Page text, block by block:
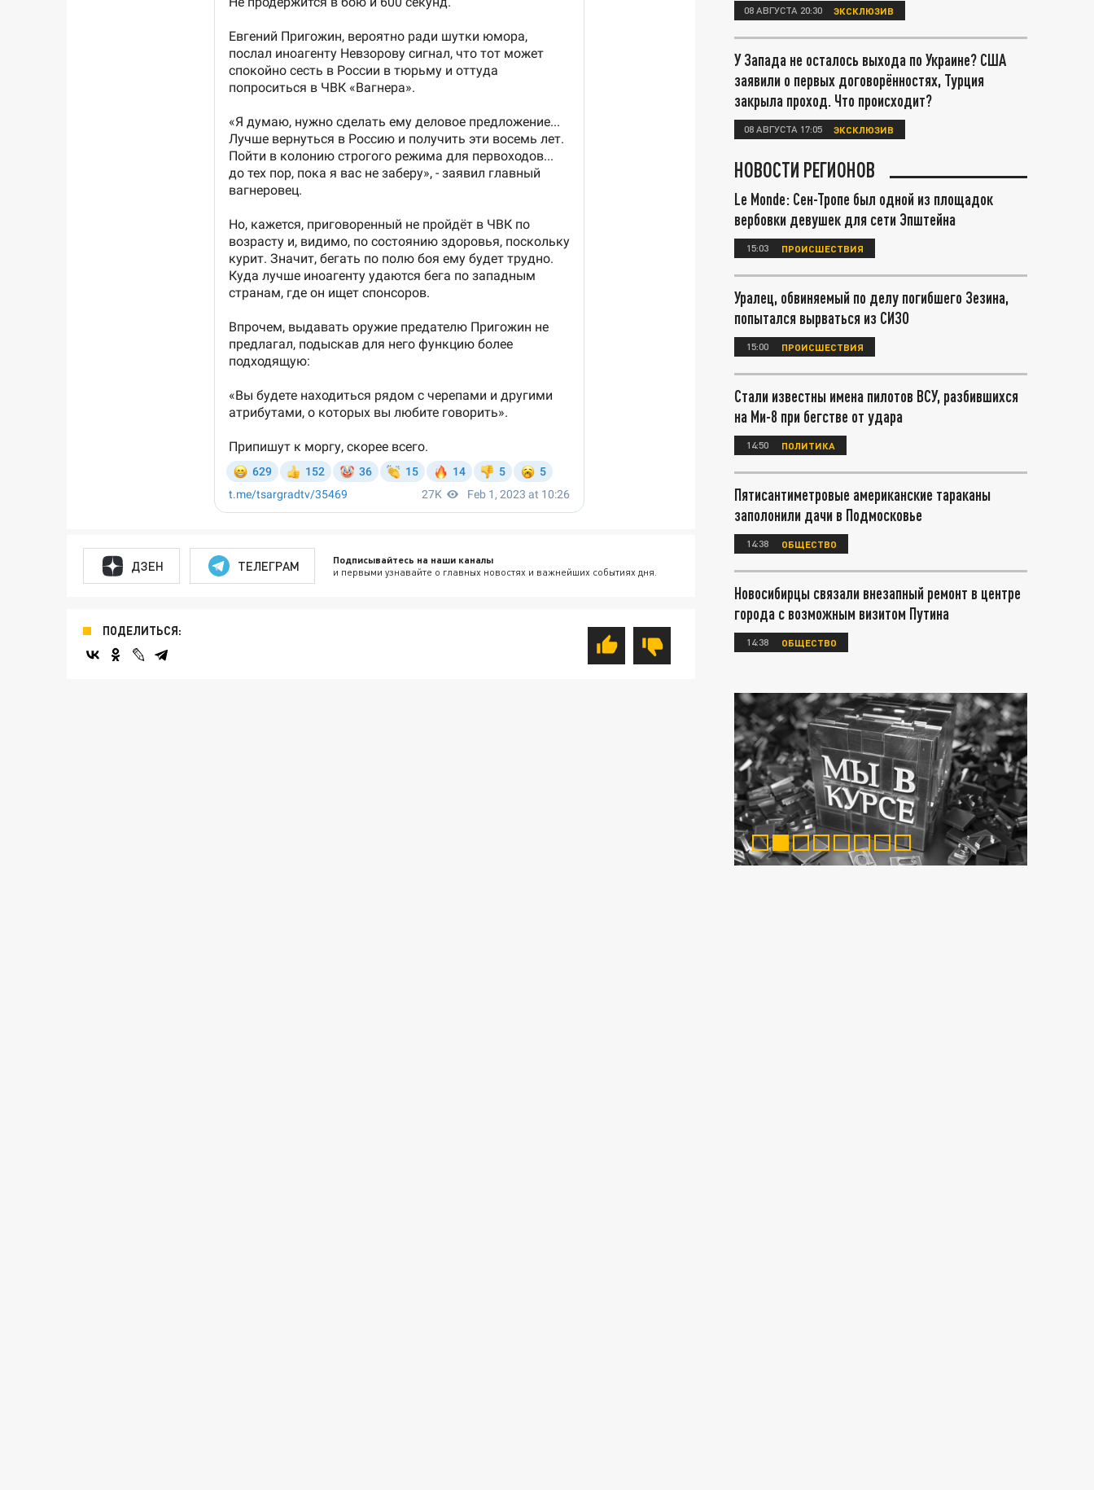
ДЗЕН ТЕЛЕГРАМ Подписывайтесь на наши каналы
и первыми узнавайте о главных новостях и важнейших событиях дня.
ПОДЕЛИТЬСЯ:
08 АВГУСТА 20:30 ЭКСКЛЮЗИВ
У Запада не осталось выхода по Украине? США
заявили о первых договорённостях, Турция
закрыла проход. Что происходит?
08 АВГУСТА 17:05 ЭКСКЛЮЗИВ
НОВОСТИ РЕГИОНОВ
Le Monde: Сен-Тропе был одной из площадок
вербовки девушек для сети Эпштейна
15:03 ПРОИСШЕСТВИЯ
Уралец, обвиняемый по делу погибшего Зезина,
попытался вырваться из СИЗО
15:00 ПРОИСШЕСТВИЯ
Стали известны имена пилотов ВСУ, разбившихся
на Ми-8 при бегстве от удара
14:50 ПОЛИТИКА
Пятисантиметровые американские тараканы
заполонили дачи в Подмосковье
14:38 ОБЩЕСТВО
Новосибирцы связали внезапный ремонт в центре
города с возможным визитом Путина
14:38 ОБЩЕСТВО